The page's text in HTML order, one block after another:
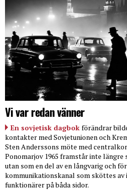
Vi var redan vänner
En sovjetisk dagbok förändrar
kontakter med Sovjetunionen och
Sten Anderssons möte med
Ponomarjov 1965 framstår inte längre
utan som en del av en långvarig och
kommunikationskanal som sköttes av
funktionärer på båda sidor.